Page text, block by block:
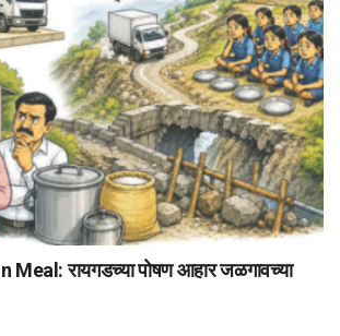
रायगडच्या पोषण आहार जळगावच्या